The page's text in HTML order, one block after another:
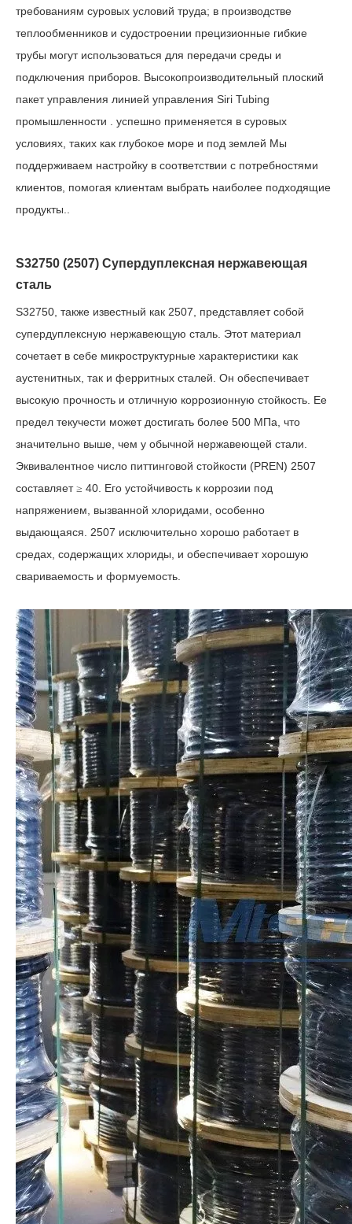
требованиям суровых условий труда; в производстве
теплообменников и судостроении прецизионные гибкие
трубы могут использоваться для передачи среды и
подключения приборов. Высокопроизводительный плоский
пакет управления линией управления Siri Tubing
промышленности
успешно применяется в суровых
условиях, таких как глубокое море и под землей Мы
поддерживаем настройку в соответствии с потребностями
клиентов, помогая клиентам выбрать наиболее подходящие
продукты.
S32750 (2507) Супердуплексная нержавеющая
сталь
S32750, также известный как 2507, представляет собой
супердуплексную нержавеющую сталь. Этот материал
сочетает в себе микроструктурные характеристики как
аустенитных, так и ферритных сталей. Он обеспечивает
высокую прочность и отличную коррозионную стойкость. Ее
предел текучести может достигать более 500 МПа, что
значительно выше, чем у обычной нержавеющей стали.
Эквивалентное число питтинговой стойкости (PREN) 2507
составляет ≥ 40. Его устойчивость к коррозии под
напряжением, вызванной хлоридами, особенно
выдающаяся. 2507 исключительно хорошо работает в
средах, содержащих хлориды, и обеспечивает хорошую
свариваемость и формуемость.